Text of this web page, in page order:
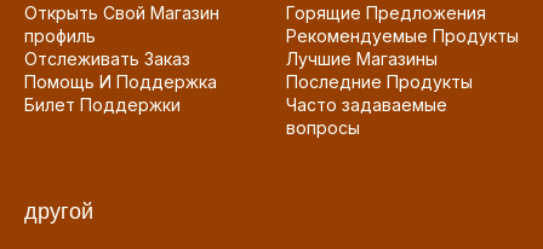
Открыть Свой Магазин
профиль
Отслеживать Заказ
Помощь И Поддержка
Билет Поддержки
Горящие Предложения
Рекомендуемые Продукты
Лучшие Магазины
Последние Продукты
Часто задаваемые
вопросы
другой